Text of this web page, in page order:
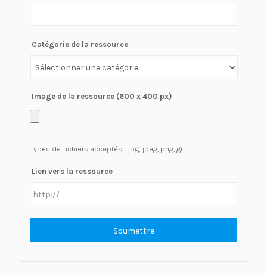
Catégorie de la ressource
Image de la ressource (600 x 400 px)
Types de fichiers acceptés : jpg, jpeg, png, gif.
Lien vers la ressource